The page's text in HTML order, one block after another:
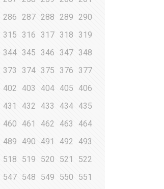
286 287 288 289
290
315 316 317 318
319
344 345 346 347 348
373 374 375 376
377
402 403 404 405
406
431 432 433 434 435
460 461 462 463
464
489 490 491 492
493
518 519 520 521
522
547 548 549 550
551